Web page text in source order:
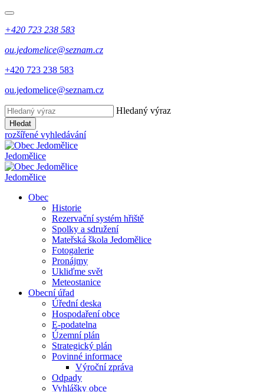
+420 723 238 583
ou.jedomelice@seznam.cz
+420 723 238 583
ou.jedomelice@seznam.cz
Hledaný výraz
Hledat
rozšířené vyhledávání
Jedomělice
Jedomělice
Obec
Historie
Rezervační systém hřiště
Spolky a sdružení
Mateřská škola Jedomělice
Fotogalerie
Pronájmy
Ukliďme svět
Meteostanice
Obecní úřad
Úřední deska
Hospodaření obce
E-podatelna
Územní plán
Strategický plán
Povinné informace
Výroční zpráva
Odpady
Vyhlášky obce